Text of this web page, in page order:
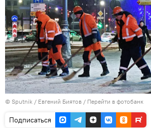
© Sputnik / Евгений Биятов / Перейти в фотобанк
Подписаться